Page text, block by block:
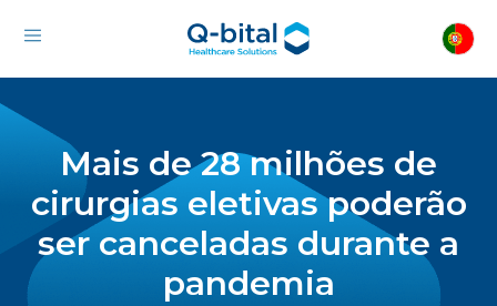
Mais de 28 milhões de
cirurgias eletivas poderão
ser canceladas durante a
pandemia